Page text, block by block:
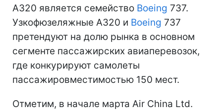
A320 является семейство Boeing 737.
Узкофюзеляжные A320 и Boeing 737
претендуют на долю рынка в основном
сегменте пассажирских авиаперевозок,
где конкурируют самолеты
пассажировместимостью 150 мест.
Отметим, в начале марта Air China Ltd.